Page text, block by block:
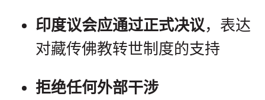
印度议会应通过正式决议，表达
对藏传佛教转世制度的支持
拒绝任何外部干涉